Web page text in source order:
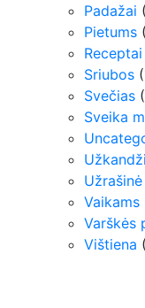
Padažai
Pietums
Receptai
Sriubos
Svečias
Sveika
Užrašinė
Vaikams
Varškės
Vištiena